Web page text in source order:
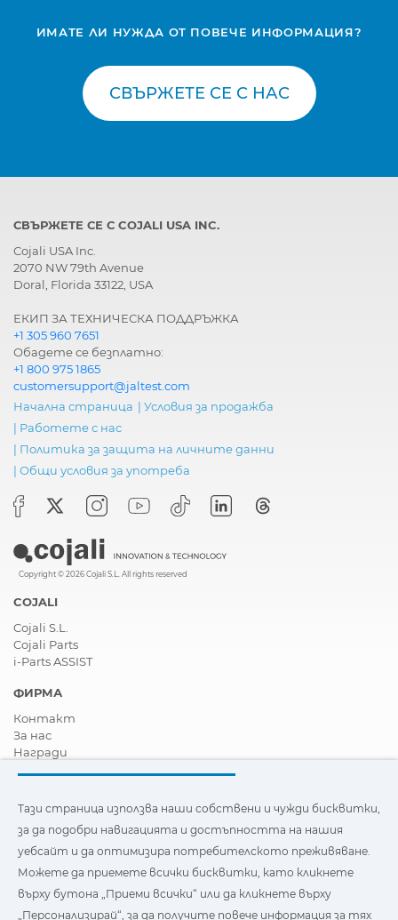
компютър
ИМАТЕ ЛИ НУЖДА ОТ ПОВЕЧЕ ИНФОРМАЦИЯ?
СВЪРЖЕТЕ СЕ С НАС
СВЪРЖЕТЕ СЕ С COJALI USA INC.
Cojali USA Inc.
2070 NW 79th Avenue
Doral, Florida 33122, USA
ЕКИП ЗА ТЕХНИЧЕСКА ПОДДРЪЖКА
+1 305 960 7651
Обадете се безплатно:
+1 800 975 1865
customersupport@jaltest.com
Начална страница | Условия за продажба
| Работете с нас
| Политика за защита на личните данни
| Общи условия за употреба
Copyright © 2026 Cojali S.L. All rights reserved
COJALI
Cojali S.L.
Cojali Parts
i-Parts ASSIST
ФИРМА
Контакт
За нас
Награди
Станете дистрибутор
Новини
Видеа
FAQ - Често задавани въпроси
Тази страница използва наши собствени и бисквитки на
трети страни, за да подобри навигацията и
Тази страница използва наши собствени и чужди бисквитки,
за да подобри навигацията и достъпността на нашия
уебсайт и да оптимизира потребителското преживяване.
Можете да приемете всички бисквитки, като кликнете
върху бутона „Приеми всички“ или да кликнете върху
„Персонализирай“, за да получите повече информация за тях